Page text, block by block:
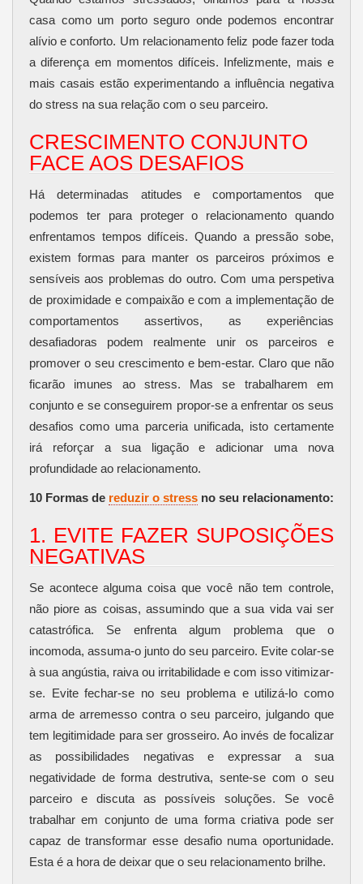
casa como um porto seguro onde podemos encontrar
alívio e conforto. Um relacionamento feliz pode fazer toda
a diferença em momentos difíceis. Infelizmente, mais e
mais casais estão experimentando a influência negativa
do stress na sua relação com o seu parceiro.
CRESCIMENTO CONJUNTO
FACE AOS DESAFIOS
Há determinadas atitudes e comportamentos que
podemos ter para proteger o relacionamento quando
enfrentamos tempos difíceis. Quando a pressão sobe,
existem formas para manter os parceiros próximos e
sensíveis aos problemas do outro. Com uma perspetiva
de proximidade e compaixão e com a implementação de
comportamentos assertivos, as experiências
desafiadoras podem realmente unir os parceiros e
promover o seu crescimento e bem-estar. Claro que não
ficarão imunes ao stress. Mas se trabalharem em
conjunto e se conseguirem propor-se a enfrentar os seus
desafios como uma parceria unificada, isto certamente
irá reforçar a sua ligação e adicionar uma nova
profundidade ao relacionamento.
10 Formas de reduzir o stressno seu relacionamento:
1. EVITE FAZER SUPOSIÇÕES
NEGATIVAS
Se acontece alguma coisa que você não tem controle,
não piore as coisas, assumindo que a sua vida vai ser
catastrófica. Se enfrenta algum problema que o
incomoda, assuma-o junto do seu parceiro. Evite colar-se
à sua angústia, raiva ou irritabilidade e com isso vitimizar-
se. Evite fechar-se no seu problema e utilizá-lo como
arma de arremesso contra o seu parceiro, julgando que
tem legitimidade para ser grosseiro. Ao invés de focalizar
as possibilidades negativas e expressar a sua
negatividade de forma destrutiva, sente-se com o seu
parceiro e discuta as possíveis soluções. Se você
trabalhar em conjunto de uma forma criativa pode ser
capaz de transformar esse desafio numa oportunidade.
Esta é a hora de deixar que o seu relacionamento brilhe.